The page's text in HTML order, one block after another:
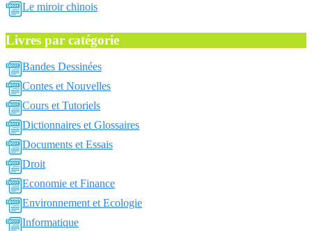
Le miroir chinois
Livres par catégorie
Bandes Dessinées
Contes et Nouvelles
Cours et Tutoriels
Dictionnaires et Glossaires
Documents et Essais
Droit
Economie et Finance
Environnement et Ecologie
Informatique